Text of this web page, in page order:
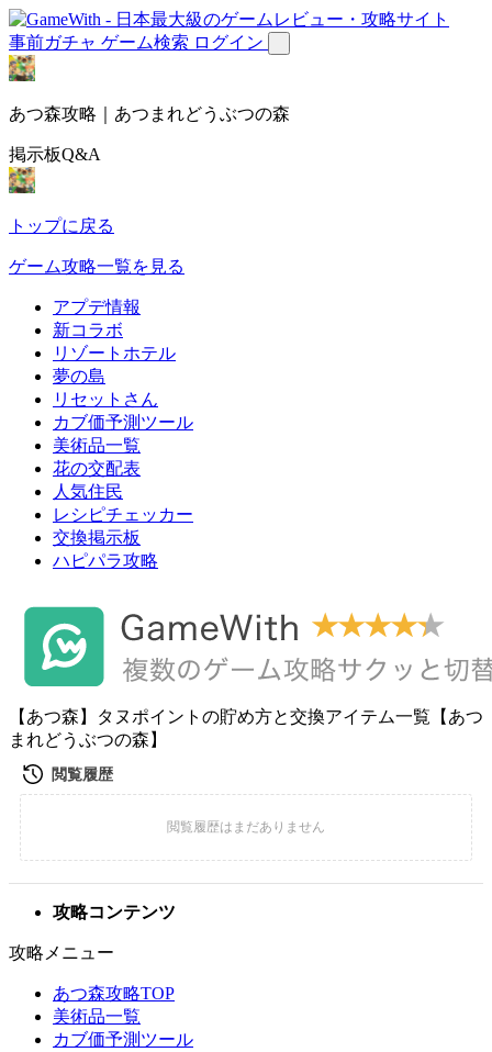
事前ガチャ ゲーム検索 ログイン
あつ森攻略｜あつまれどうぶつの森
掲示板Q&A
トップに戻る
ゲーム攻略一覧を見る
アプデ情報
新コラボ
リゾートホテル
夢の島
リセットさん
カブ価予測ツール
美術品一覧
花の交配表
人気住民
レシピチェッカー
交換掲示板
ハピパラ攻略
【あつ森】タヌポイントの貯め方と交換アイテム一覧【あつ
まれどうぶつの森】
攻略コンテンツ
攻略メニュー
あつ森攻略TOP
美術品一覧
カブ価予測ツール